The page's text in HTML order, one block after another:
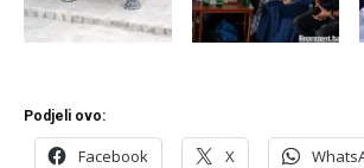
Podjeli ovo:
Facebook X